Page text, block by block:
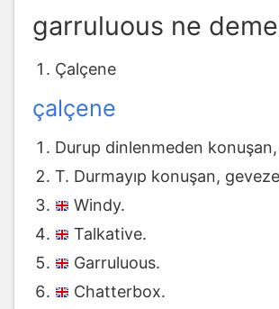
garruluous ne
Çalçene
çalçene
Durup dinlenmeden
T. Durmayıp konuşan,
Windy.
Talkative.
Garruluous.
Chatterbox.